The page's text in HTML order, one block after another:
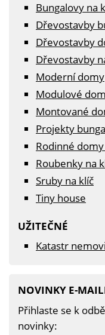
Bungalovy na
Dřevostavby
Dřevostavby
Dřevostavby
Moderní domy
Modulové
Montované
Projekty
Rodinné
Roubenky na
Sruby na klíč
Tiny house
UŽITEČNÉ
Katastr
NOVINKY E-
Přihlaste se k
novinky: